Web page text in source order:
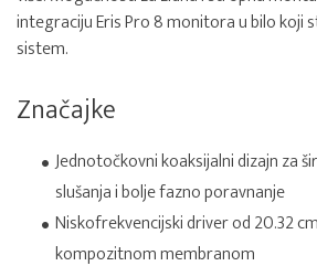
integraciju Eris Pro 8 monitora u bilo koji
sistem.
Značajke
Jednotočkovni koaksijalni dizajn za
slušanja i bolje fazno poravnanje
Niskofrekvencijski driver od 20.32
kompozitnom membranom